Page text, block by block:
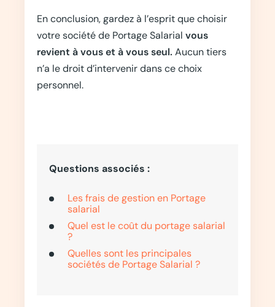
En conclusion, gardez à l’esprit que choisir
votre société de Portage Salarial vous
revient à vous et à vous seul. Aucun tiers
n’a le droit d’intervenir dans ce choix
personnel.
Questions associés :
Les frais de gestion en Portage
salarial
Quel est le coût du portage salarial
?
Quelles sont les principales
sociétés de Portage Salarial ?